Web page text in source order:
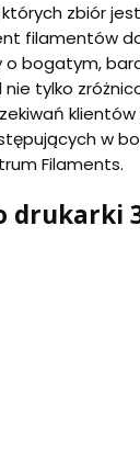
zbiór
filamentów
bogatym,
tylko
w
Filaments.
drukarki